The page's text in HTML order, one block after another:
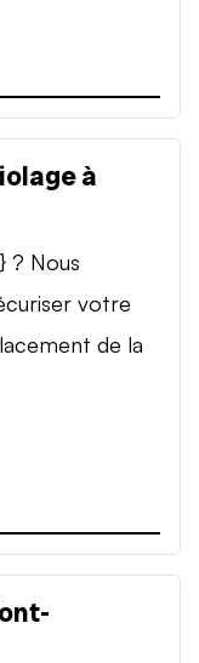
à
? Nous
votre
de la